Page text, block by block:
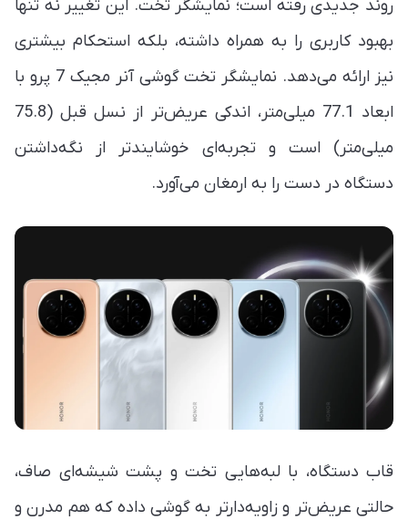
روند جدیدی رفته است؛ نمایشگر تخت. این تغییر نه تنها
بهبود کاربری را به همراه داشته، بلکه استحکام بیشتری
نیز ارائه می‌دهد. نمایشگر تخت گوشی آنر مجیک 7 پرو با
ابعاد 77.1 میلی‌متر، اندکی عریض‌تر از نسل قبل (75.8
میلی‌متر) است و تجربه‌ای خوشایند‌تر از نگه‌داشتن
دستگاه در دست را به ارمغان می‌آورد.
قاب دستگاه، با لبه‌هایی تخت و پشت شیشه‌ای صاف،
حالتی عریض‌تر و زاویه‌دارتر به گوشی داده که هم مدرن و